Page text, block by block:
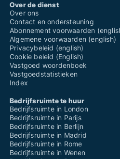
Over de dienst
Over ons
Contact en ondersteuning
Abonnement voorwaarden
Algemene voorwaarden (english)
Privacybeleid (english)
Cookie beleid (English)
Vastgoed woordenboek
Vastgoedstatistieken
Index
Bedrijfsruimte te huur
Bedrijfsruimte in London
Bedrijfsruimte in Parijs
Bedrijfsruimte in Berlijn
Bedrijfsruimte in Madrid
Bedrijfsruimte in Rome
Bedrijfsruimte in Wenen